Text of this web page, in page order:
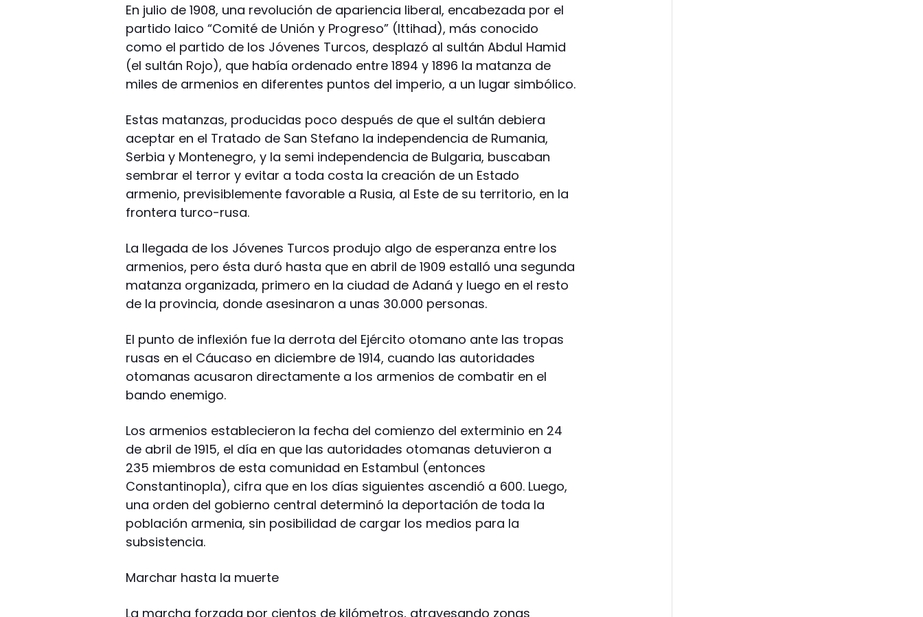
En julio de 1908, una revolución de apariencia liberal, encabezada por el
partido laico “Comité de Unión y Progreso” (Ittihad), más conocido
como el partido de los Jóvenes Turcos, desplazó al sultán Abdul Hamid
(el sultán Rojo), que había ordenado entre 1894 y 1896 la matanza de
miles de armenios en diferentes puntos del imperio, a un lugar simbólico.
Estas matanzas, producidas poco después de que el sultán debiera
aceptar en el Tratado de San Stefano la independencia de Rumania,
Serbia y Montenegro, y la semi independencia de Bulgaria, buscaban
sembrar el terror y evitar a toda costa la creación de un Estado
armenio, previsiblemente favorable a Rusia, al Este de su territorio, en la
frontera turco-rusa.
La llegada de los Jóvenes Turcos produjo algo de esperanza entre los
armenios, pero ésta duró hasta que en abril de 1909 estalló una segunda
matanza organizada, primero en la ciudad de Adaná y luego en el resto
de la provincia, donde asesinaron a unas 30.000 personas.
El punto de inflexión fue la derrota del Ejército otomano ante las tropas
rusas en el Cáucaso en diciembre de 1914, cuando las autoridades
otomanas acusaron directamente a los armenios de combatir en el
bando enemigo.
Los armenios establecieron la fecha del comienzo del exterminio en 24
de abril de 1915, el día en que las autoridades otomanas detuvieron a
235 miembros de esta comunidad en Estambul (entonces
Constantinopla), cifra que en los días siguientes ascendió a 600. Luego,
una orden del gobierno central determinó la deportación de toda la
población armenia, sin posibilidad de cargar los medios para la
subsistencia.
Marchar hasta la muerte
La marcha forzada por cientos de kilómetros, atravesando zonas